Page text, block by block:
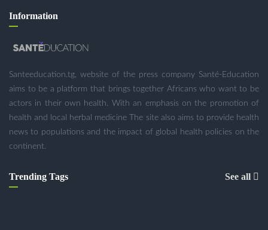
Information
Santeeducation.tg, website of the press company Santé-Education
aims to be a platform that brings together Africans who want to be
actors in their own health. With an emphasis on the promotion of
health and local herbal medicine The site also aims to provide health
news to populations and the impact of global health policies on the
continent.
Trending Tags See all